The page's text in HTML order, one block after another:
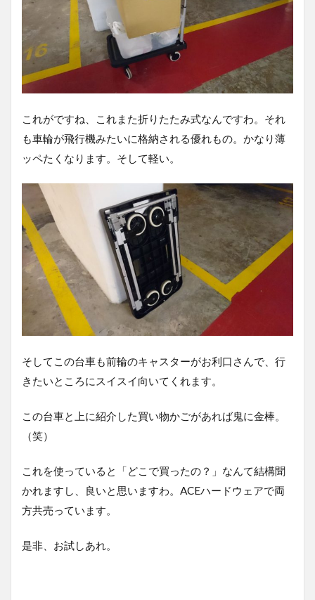
これがですね、これまた折りたたみ式なんですわ。それ
も車輪が飛行機みたいに格納される優れもの。かなり薄
ッペたくなります。そして軽い。
そしてこの台車も前輪のキャスターがお利口さんで、行
きたいところにスイスイ向いてくれます。
この台車と上に紹介した買い物かごがあれば鬼に金棒。
（笑）
これを使っていると「どこで買ったの？」なんて結構聞
かれますし、良いと思いますわ。ACEハードウェアで両
方共売っています。
是非、お試しあれ。